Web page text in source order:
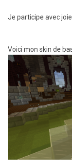
Je participe avec joie
Voici mon skin de